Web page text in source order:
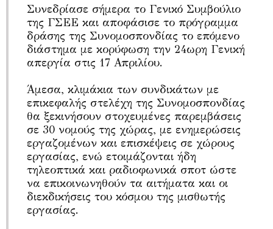
Συνεδρίασε σήμερα το Γενικό Συμβούλιο
της ΓΣΕΕ και αποφάσισε το πρόγραμμα
δράσης της Συνομοσπονδίας το επόμενο
διάστημα με κορύφωση την 24ωρη Γενική
απεργία στις 17 Απριλίου.
Άμεσα, κλιμάκια των συνδικάτων με
επικεφαλής στελέχη της Συνομοσπονδίας
θα ξεκινήσουν στοχευμένες παρεμβάσεις
σε 30 νομούς της χώρας, με ενημερώσεις
εργαζομένων και επισκέψεις σε χώρους
εργασίας, ενώ ετοιμάζονται ήδη
τηλεοπτικά και ραδιοφωνικά σποτ ώστε
να επικοινωνηθούν τα αιτήματα και οι
διεκδικήσεις του κόσμου της μισθωτής
εργασίας.